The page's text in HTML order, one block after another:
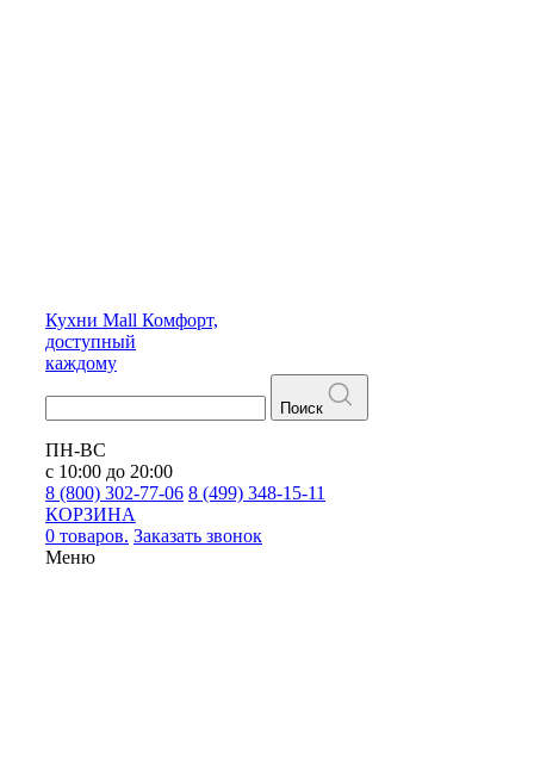
Кухни Mall Комфорт,
доступный
каждому
Поиск
ПН-ВС
с 10:00 до 20:00
8 (800) 302-77-06 8 (499) 348-15-11
КОРЗИНА
0 товаров. Заказать звонок
Меню